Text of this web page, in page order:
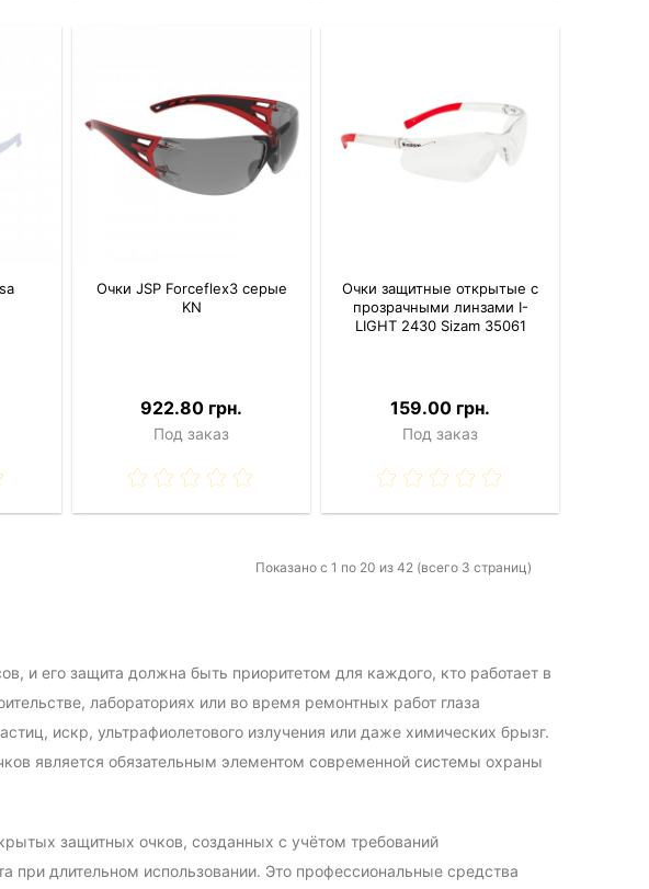
Очки JSP Forceflex3 серые
KN
922.80 грн.
Под заказ
Очки защитные открытые с
прозрачными линзами I-
LIGHT 2430 Sizam 35061
159.00 грн.
Под заказ
Показано с 1 по 20 из 42 (всего 3 страниц)
и его защита должна быть приоритетом для каждого, кто работает в
лабораториях или во время ремонтных работ глаза
искр, ультрафиолетового излучения или даже химических брызг.
является обязательным элементом современной системы охраны
защитных очков, созданных с учётом требований
длительном использовании. Это профессиональные средства